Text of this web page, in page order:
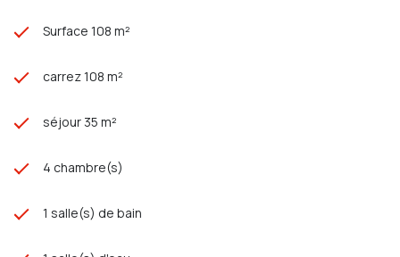
Surface 108 m²
carrez 108 m²
séjour 35 m²
4 chambre(s)
1 salle(s) de bain